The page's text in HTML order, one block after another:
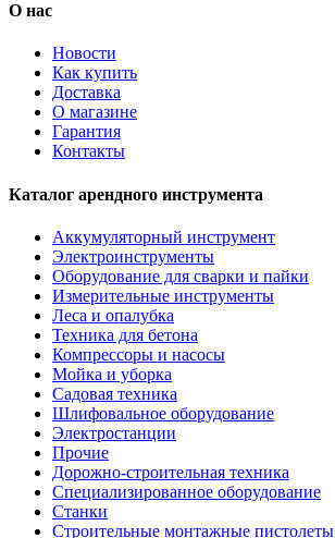
О нас
Новости
Как купить
Доставка
О магазине
Гарантия
Контакты
Каталог арендного инструмента
Аккумуляторный инструмент
Электроинструменты
Оборудование для сварки и пайки
Измерительные инструменты
Леса и опалубка
Техника для бетона
Компрессоры и насосы
Мойка и уборка
Садовая техника
Шлифовальное оборудование
Электростанции
Прочие
Дорожно-строительная техника
Специализированное оборудование
Станки
Строительные монтажные пистолеты